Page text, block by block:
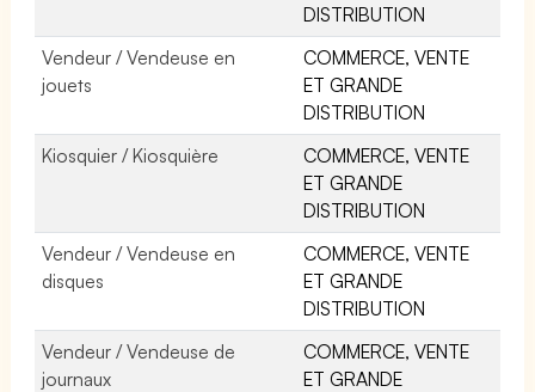
DISTRIBUTION
Vendeur / Vendeuse en
jouets
COMMERCE, VENTE
ET GRANDE
DISTRIBUTION
Kiosquier / Kiosquière
COMMERCE, VENTE
ET GRANDE
DISTRIBUTION
Vendeur / Vendeuse en
disques
COMMERCE, VENTE
ET GRANDE
DISTRIBUTION
Vendeur / Vendeuse de
journaux
COMMERCE, VENTE
ET GRANDE